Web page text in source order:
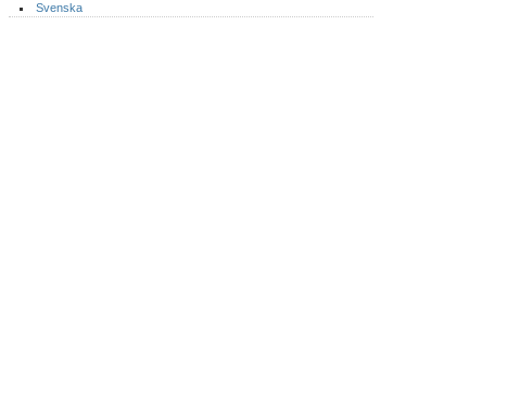
Svenska